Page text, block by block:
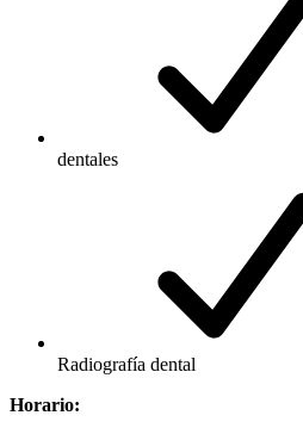
dentales
Radiografía dental
Horario: